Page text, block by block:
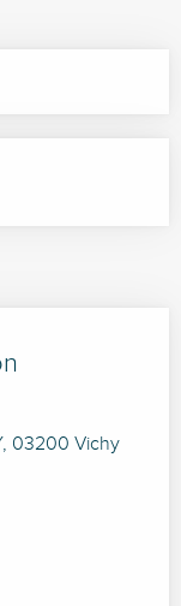
03200 Vichy